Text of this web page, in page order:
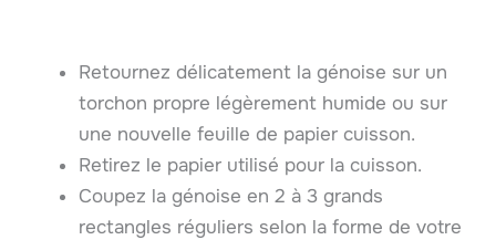
Retournez délicatement la génoise sur un
torchon propre légèrement humide ou sur
une nouvelle feuille de papier cuisson.
Retirez le papier utilisé pour la cuisson.
Coupez la génoise en 2 à 3 grands
rectangles réguliers selon la forme de votre